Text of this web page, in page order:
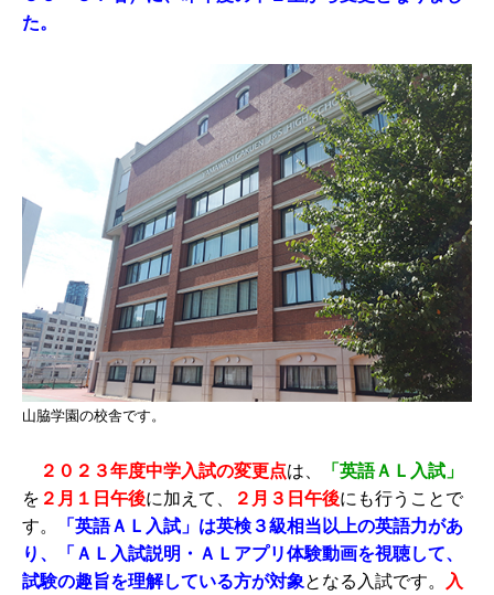
た。
山脇学園の校舎です。
２０２３年度中学入試の変更点は、
「英語ＡＬ入試」
を ２月１日午後に加えて、 ２月３日午後にも行うことで
す。
「英語ＡＬ入試」は英検３級相当以上の英語力があ
り、「ＡＬ入試説明・ＡＬアプリ体験動画を視聴して、
試験の趣旨を理解している方が対象となる入試です。
入